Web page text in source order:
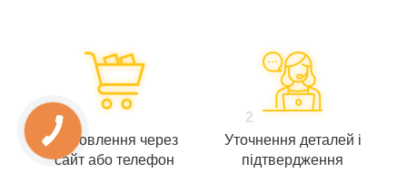
1
Замовлення через
сайт або телефон
2
Уточнення деталей і
підтвердження